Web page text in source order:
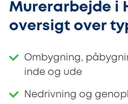
Murerarbejde i
oversigt over
Ombygning,
inde og ude
Nedrivning og